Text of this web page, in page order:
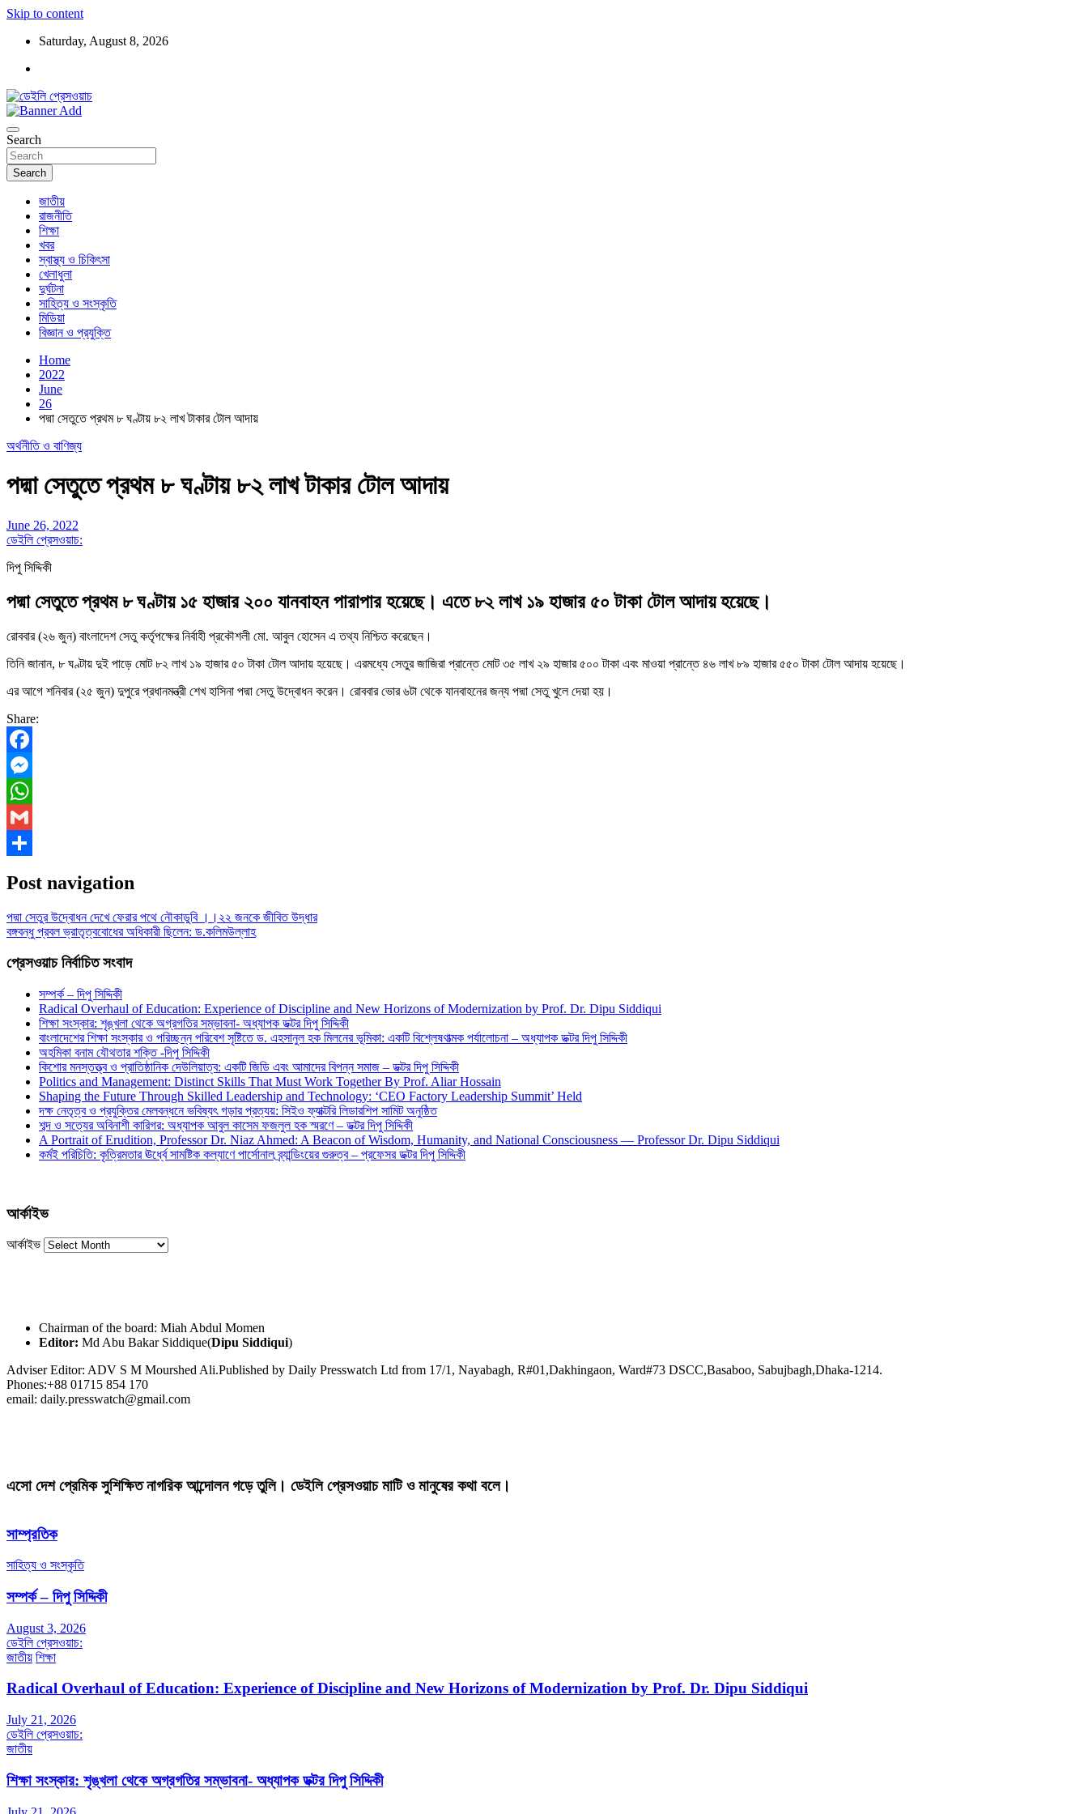
Skip to content
Saturday, August 8, 2026
ডেইলি প্রেসওয়াচ
Search
Search
জাতীয়
রাজনীতি
শিক্ষা
খবর
স্বাস্থ্য ও চিকিৎসা
খেলাধুলা
দুর্ঘটনা
সাহিত্য ও সংস্কৃতি
মিডিয়া
বিজ্ঞান ও প্রযুক্তি
Home
2022
June
26
পদ্মা সেতুতে প্রথম ৮ ঘণ্টায় ৮২ লাখ টাকার টোল আদায়
অর্থনীতি ও বাণিজ্য
পদ্মা সেতুতে প্রথম ৮ ঘণ্টায় ৮২ লাখ টাকার টোল আদায়
June 26, 2022
ডেইলি প্রেসওয়াচ:
দিপু সিদ্দিকী
পদ্মা সেতুতে প্রথম ৮ ঘণ্টায় ১৫ হাজার ২০০ যানবাহন পারাপার হয়েছে। এতে ৮২ লাখ ১৯ হাজার ৫০ টাকা টোল আদায় হয়েছে।
রোববার (২৬ জুন) বাংলাদেশ সেতু কর্তৃপক্ষের নির্বাহী প্রকৌশলী মো. আবুল হোসেন এ তথ্য নিশ্চিত করেছেন।
তিনি জানান, ৮ ঘণ্টায় দুই পাড়ে মোট ৮২ লাখ ১৯ হাজার ৫০ টাকা টোল আদায় হয়েছে। এরমধ্যে সেতুর জাজিরা প্রান্তে মোট ৩৫ লাখ ২৯ হাজার ৫০০ টাকা এবং মাওয়া প্রান্তে ৪৬ লাখ ৮৯ হাজার ৫৫০ টাকা টোল আদায় হয়েছে।
এর আগে শনিবার (২৫ জুন) দুপুরে প্রধানমন্ত্রী শেখ হাসিনা পদ্মা সেতু উদ্বোধন করেন। রোববার ভোর ৬টা থেকে যানবাহনের জন্য পদ্মা সেতু খুলে দেয়া হয়।
Share:
Facebook
Messenger
WhatsApp
Gmail
Post navigation
পদ্মা সেতুর উদ্বোধন দেখে ফেরার পথে নৌকাডুবি ।।২২ জনকে জীবিত উদ্ধার
বঙ্গবন্ধু প্রবল ভ্রাতৃত্ববোধের অধিকারী ছিলেন: ড.কলিমউল্লাহ
প্রেসওয়াচ নির্বাচিত সংবাদ
সম্পর্ক – দিপু সিদ্দিকী
Radical Overhaul of Education: Experience of Discipline and New Horizons of Modernization by Prof. Dr. Dipu Siddiqui
শিক্ষা সংস্কার: শৃঙ্খলা থেকে অগ্রগতির সম্ভাবনা- অধ্যাপক ডক্টর দিপু সিদ্দিকী
বাংলাদেশের শিক্ষা সংস্কার ও পরিচ্ছন্ন পরিবেশ সৃষ্টিতে ড. এহসানুল হক মিলনের ভূমিকা: একটি বিশ্লেষণাত্মক পর্যালোচনা – অধ্যাপক ডক্টর দিপু সিদ্দিকী
অহমিকা বনাম যৌথতার শক্তি -দিপু সিদ্দিকী
কিশোর মনস্তত্ত্ব ও প্রাতিষ্ঠানিক দেউলিয়াত্ব: একটি জিডি এবং আমাদের বিপন্ন সমাজ – ডক্টর দিপু সিদ্দিকী
Politics and Management: Distinct Skills That Must Work Together By Prof. Aliar Hossain
Shaping the Future Through Skilled Leadership and Technology: ‘CEO Factory Leadership Summit’ Held
দক্ষ নেতৃত্ব ও প্রযুক্তির মেলবন্ধনে ভবিষ্যৎ গড়ার প্রত্যয়: সিইও ফ্যাক্টরি লিডারশিপ সামিট অনুষ্ঠিত
শব্দ ও সত্যের অবিনাশী কারিগর: অধ্যাপক আবুল কাসেম ফজলুল হক স্মরণে – ডক্টর দিপু সিদ্দিকী
A Portrait of Erudition, Professor Dr. Niaz Ahmed: A Beacon of Wisdom, Humanity, and National Consciousness — Professor Dr. Dipu Siddiqui
কর্মই পরিচিতি: কৃত্রিমতার ঊর্ধ্বে সামষ্টিক কল্যাণে পার্সোনাল ব্র্যান্ডিংয়ের গুরুত্ব – প্রফেসর ডক্টর দিপু সিদ্দিকী
আর্কাইভ
আর্কাইভ
Chairman of the board: Miah Abdul Momen
Editor: Md Abu Bakar Siddique(Dipu Siddiqui)
Adviser Editor: ADV S M Mourshed Ali.Published by Daily Presswatch Ltd from 17/1, Nayabagh, R#01,Dakhingaon, Ward#73 DSCC,Basaboo, Sabujbagh,Dhaka-1214.
Phones:+88 01715 854 170
email: daily.presswatch@gmail.com
এসো দেশ প্রেমিক সুশিক্ষিত নাগরিক আন্দোলন গড়ে তুলি। ডেইলি প্রেসওয়াচ মাটি ও মানুষের কথা বলে।
সাম্প্রতিক
সাহিত্য ও সংস্কৃতি
সম্পর্ক – দিপু সিদ্দিকী
August 3, 2026
ডেইলি প্রেসওয়াচ:
জাতীয় শিক্ষা
Radical Overhaul of Education: Experience of Discipline and New Horizons of Modernization by Prof. Dr. Dipu Siddiqui
July 21, 2026
ডেইলি প্রেসওয়াচ:
জাতীয়
শিক্ষা সংস্কার: শৃঙ্খলা থেকে অগ্রগতির সম্ভাবনা- অধ্যাপক ডক্টর দিপু সিদ্দিকী